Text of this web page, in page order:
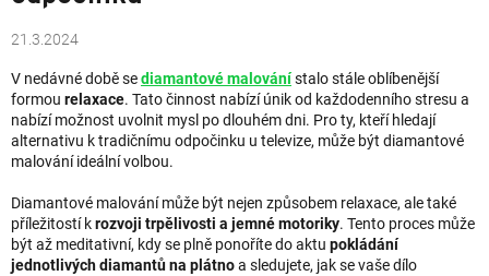
21.3.2024
V nedávné době sediamantové malovánístalo stále oblíbenější
formou relaxace. Tato činnost nabízí únik od každodenního stresu a
nabízí možnost uvolnit mysl po dlouhém dni. Pro ty, kteří hledají
alternativu k tradičnímu odpočinku u televize, může být diamantové
malování ideální volbou.
Diamantové malování může být nejen způsobem relaxace, ale také
příležitostí krozvoji trpělivosti a jemné motoriky. Tento proces může
být až meditativní, kdy se plně ponoříte do aktu pokládání
jednotlivých diamantů na plátnoa sledujete, jak se vaše dílo